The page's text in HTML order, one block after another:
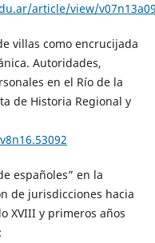
article/view/
villas como encrucijada
Autoridades,
en el Río de la
de Historia Regional y
españoles” en la
de jurisdicciones hacia
XVIII y primeros años